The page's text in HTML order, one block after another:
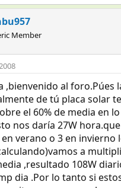
Member
,bienvenido al foro.Púes
de tú placa solar
el 60% de media en
nos daría 27W
verano o 3 en invierno
a
,resultado 108W
dia .Por lo tanto si